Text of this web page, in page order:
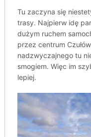
Tu zaczyna się
trasy. Najpierw idę
dużym ruchem
przez centrum
nadzwyczajnego tu
smogiem. Więc im
lepiej.